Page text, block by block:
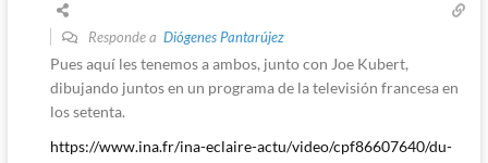
Responde a Diógenes Pantarújez
Pues aquí les tenemos a ambos, junto con Joe Kubert,
dibujando juntos en un programa de la televisión francesa en
los setenta.
https://www.ina.fr/ina-eclaire-actu/video/cpf86607640/du-